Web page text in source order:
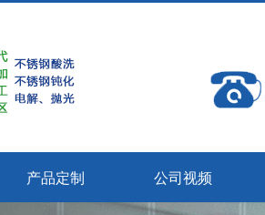
产品定制 公司视频